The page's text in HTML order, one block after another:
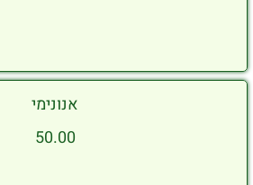
אנונימי
50.00